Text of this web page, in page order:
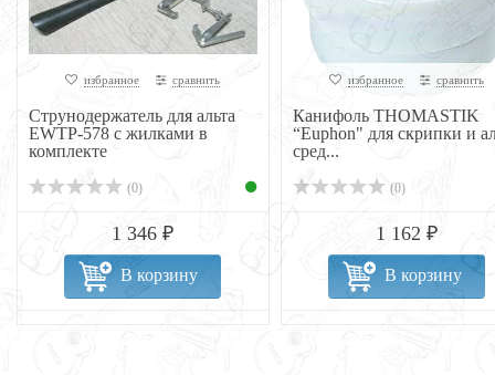
избранное сравнить
Струнодержатель для альта
EWTP-578 с жилками в
комплекте
(0)
1 346 ₽
В корзину
избранное сравнить
Канифоль THOMASTIK
“Euphon" для скрипки и
сред...
(0)
1 162 ₽
В корзину